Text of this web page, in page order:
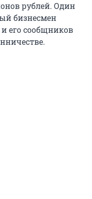
рублей. Один
бизнесмен
его сообщников